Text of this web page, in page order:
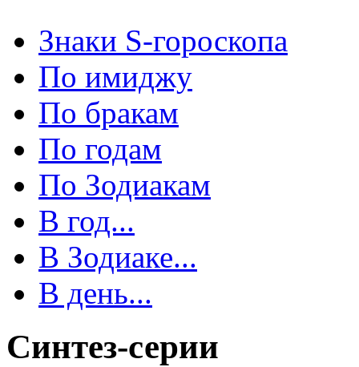
Знаки S-гороскопа
По имиджу
По бракам
По годам
По Зодиакам
В год...
В Зодиаке...
В день...
Синтез-серии